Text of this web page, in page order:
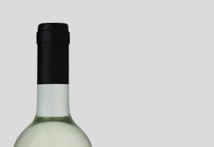
Beschreiben Sie,